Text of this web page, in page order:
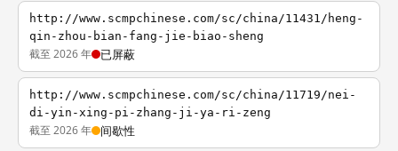
http://www.scmpchinese.com/sc/china/11431/heng-
qin-zhou-bian-fang-jie-biao-sheng
截至 2026 年 已屏蔽
http://www.scmpchinese.com/sc/china/11719/nei-
di-yin-xing-pi-zhang-ji-ya-ri-zeng
截至 2026 年 间歇性